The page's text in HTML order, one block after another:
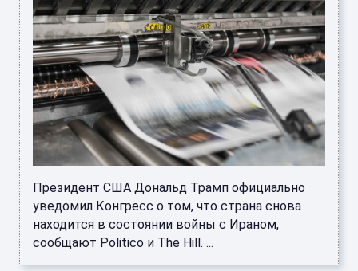
Президент США Дональд Трамп официально
уведомил Конгресс о том, что страна снова
находится в состоянии войны с Ираном,
сообщают Politico и The Hill. ...